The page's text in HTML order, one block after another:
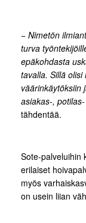
− Nimetön
turva
epäkohdasta
tavalla. Sillä
väärinkäytöksiin
asiakas-,
tähdentää.
Sote-palveluihin
erilaiset
myös
on usein liian